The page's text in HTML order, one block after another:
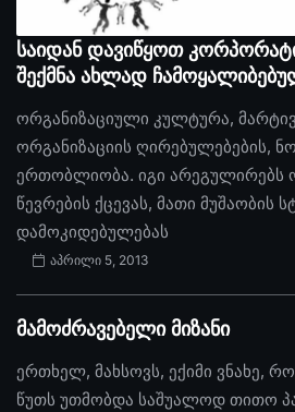
საიდან დავიწყოთ
შექმნა ახლად
ორგანიზაციული კულტურა,
ორგანიზაციის ღირებულებების,
ერთობლიობა. იგი არეგულირებს
წევრების ქცევას, მათი მუშაობის
დამოკიდებულებას
აპრილი 5, 2013
მამოძრავებელი მიზანი
ერთხელ, მახსოვს, ექიმი ვნახე,
წუთს უთმობდა საშუალოდ თითო